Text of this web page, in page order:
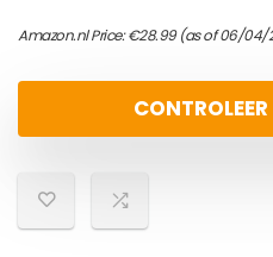
Amazon.nl Price:€28.99(as of 06/04/